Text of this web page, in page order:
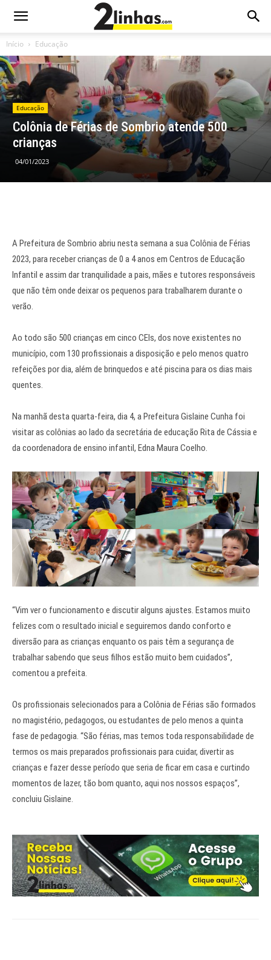
Início Educação
Educação
Colônia de Férias de Sombrio atende 500
crianças
04/01/2023
A Prefeitura de Sombrio abriu nesta semana a sua Colônia de Férias
2023, para receber crianças de 0 a 4 anos em Centros de Educação
Infantil e assim dar tranquilidade a pais, mães e tutores responsáveis
que não têm onde deixar os pequenos para trabalharem durante o
verão.
Ao todo são 500 crianças em cinco CEIs, dos nove existentes no
município, com 130 profissionais a disposição e pelo menos quatro
refeições por dia, além de brinquedos e até piscina para os dias mais
quentes.
Na manhã desta quarta-feira, dia 4, a Prefeitura Gislaine Cunha foi
visitar as colônias ao lado da secretária de educação Rita de Cássia e
da coordenadora de ensino infantil, Edna Maura Coelho.
“Vim ver o funcionamento e discutir alguns ajustes. Estamos muito
felizes com o resultado inicial e seguiremos dando conforto e
diversão para as crianças enquanto os pais têm a segurança de
trabalhar sabendo que seus filhos estão muito bem cuidados”,
comentou a prefeita.
Os profissionais selecionados para a Colônia de Férias são formados
no magistério, pedagogos, ou estudantes de pelo menos a quinta
fase de pedagogia. “São férias, mas temos toda responsabilidade de
termos os mais preparados profissionais para cuidar, divertir as
crianças e fazer desse período que seria de ficar em casa e curtindo
momentos de lazer, tão bom quanto, aqui nos nossos espaços”,
concluiu Gislaine.